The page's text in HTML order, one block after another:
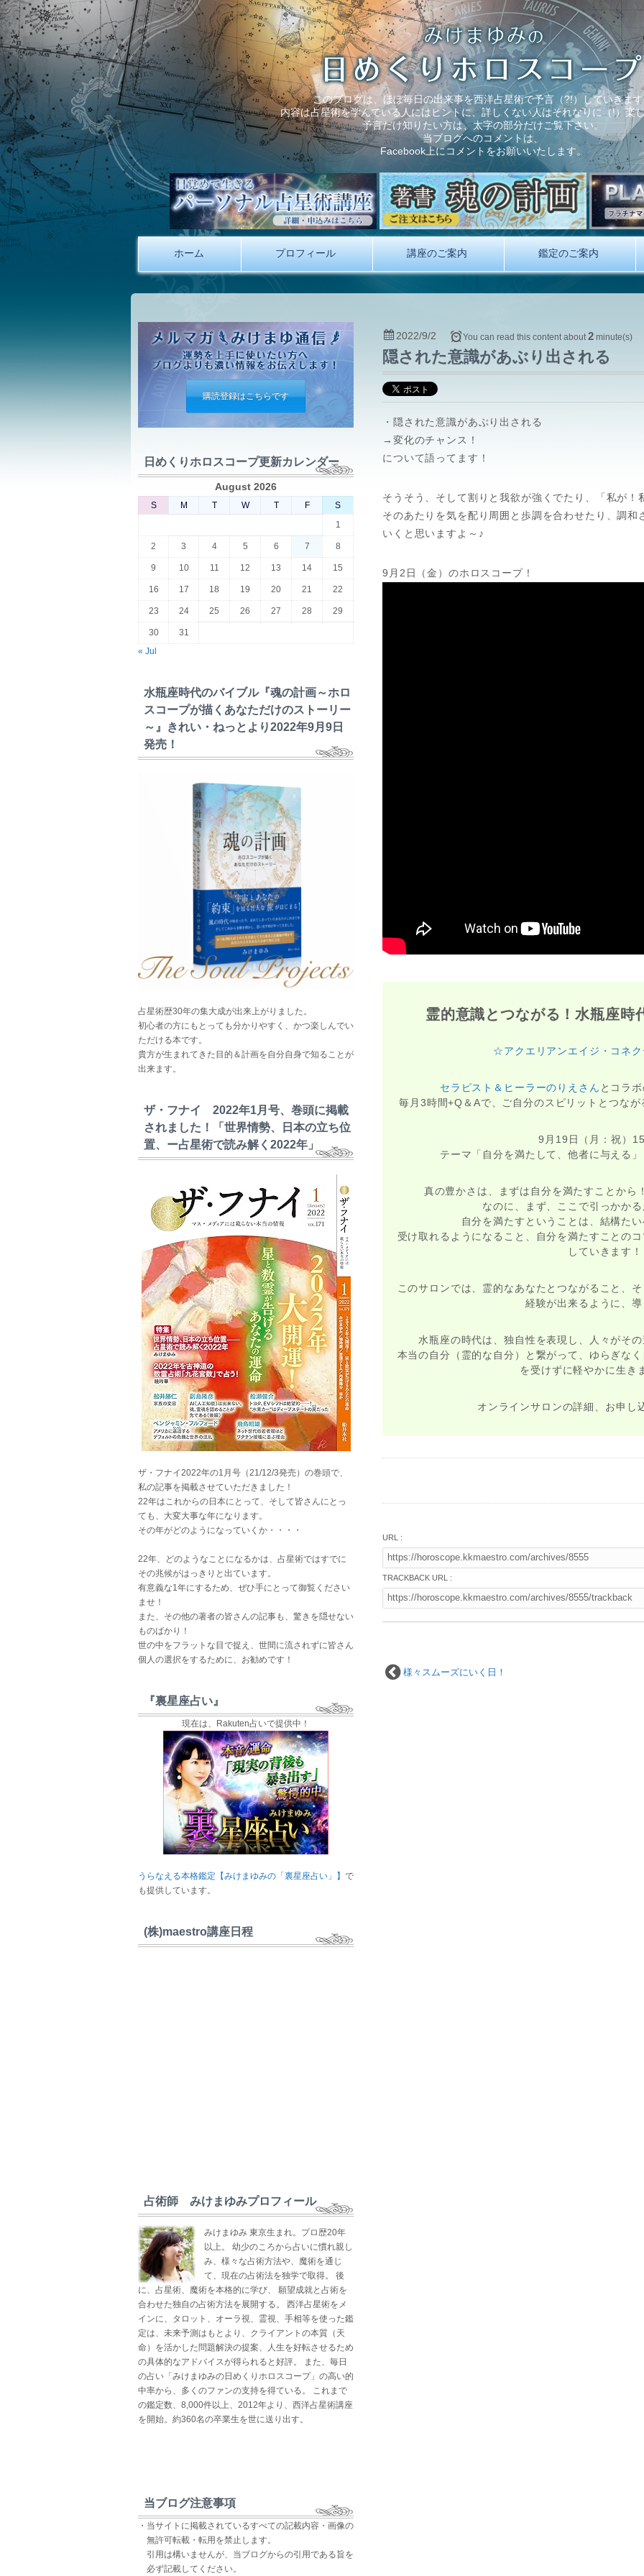
このブログは、ほぼ毎日の出来事を西洋占星術で予言（?!）していきま
内容は占星術を学んでいる人にはヒントに、詳しくない人はそれなりに（!）楽
予言だけ知りたい方は、太字の部分だけご覧下さい。
当ブログへのコメントは、
Facebook上にコメントをお願いいたします。
ホーム プロフィール 講座のご案内 鑑定のご案内
隠された意識があぶり出される
2022/9/2 You can read this content about2 minute(s)
・隠された意識があぶり出される
→変化のチャンス！
について語ってます！
そうそう、そして割りと我欲が強くでたり、「私が！
そのあたりを気を配り周囲と歩調を合わせたり、調和
いくと思いますよ～♪
9月2日（金）のホロスコープ！
霊的意識とつながる！水瓶座時
☆アクエリアンエイジ・コネ
セラピスト＆ヒーラーのりえさん とコラ
毎月3時間+Q＆Aで、ご自分のスピリットとつな
9月19日（月：祝）
テーマ「自分を満たして、他者に与える
真の豊かさは、まずは自分を満たすことから
なのに、まず、ここで引っかかる
自分を満たすということは、結構たい
受け取れるようになること、自分を満たすことの
していきます！
このサロンでは、霊的なあなたとつながること、
経験が出来るように、導
水瓶座の時代は、独自性を表現し、人々がそ
本当の自分（霊的な自分）と繋がって、ゆらぎな
を受けずに軽やかに生き
オンラインサロンの詳細、お申し
URL :
TRACKBACK URL :
様々スムーズにいく日！
購読登録はこちらです
日めくりホロスコープ更新カレンダー
August 2026
S M T W T F
S
1
2 3 4 5 6 7 8
9 10 11 12 13 14 15
16 17 18 19 20 21 22
23 24 25 26 27 28 29
30
31
« Jul
水瓶座時代のバイブル『魂の計画～ホロ
スコープが描くあなただけのストーリー
～』きれい・ねっとより2022年9月9日
発売！
占星術歴30年の集大成が出来上がりました。
初心者の方にもとっても分かりやすく、かつ楽しんでい
ただける本です。
貴方が生まれてきた目的＆計画を自分自身で知ることが
出来ます。
ザ・フナイ 2022年1月号、巻頭に掲載
されました！「世界情勢、日本の立ち位
置、ー占星術で読み解く2022年」
ザ・フナイ2022年の1月号（21/12/3発売）の巻頭で、
私の記事を掲載させていただきました！
22年はこれからの日本にとって、そして皆さんにとっ
ても、大変大事な年になります。
その年がどのようになっていくか・・・・
22年、どのようなことになるかは、占星術ではすでに
その兆候がはっきりと出ています。
有意義な1年にするため、ぜひ手にとって御覧ください
ませ！
また、その他の著者の皆さんの記事も、驚きを隠せない
ものばかり！
世の中をフラットな目で捉え、世間に流されずに皆さん
個人の選択をするために、お勧めです！
『裏星座占い』
現在は、Rakuten占いで提供中！
うらなえる本格鑑定【みけまゆみの「裏星座占い」】 で
も提供しています。
(株)maestro講座日程
占術師 みけまゆみプロフィール
みけまゆみ 東京生まれ。プロ歴20年
以上。 幼少のころから占いに慣れ親し
み、様々な占術方法や、魔術を通じ
て、現在の占術法を独学で取得。 後
に、占星術、魔術を本格的に学び、 願望成就と占術を
合わせた独自の占術方法を展開する。 西洋占星術をメ
インに、タロット、オーラ視、霊視、手相等を使った鑑
定は、未来予測はもとより、クライアントの本質（天
命）を活かした問題解決の提案、人生を好転させるため
の具体的なアドバイスが得られると好評。 また、毎日
の占い「みけまゆみの日めくりホロスコープ」の高い的
中率から、多くのファンの支持を得ている。 これまで
の鑑定数、8,000件以上、2012年より、西洋占星術講座
を開始。約360名の卒業生を世に送り出す。
当ブログ注意事項
・当サイトに掲載されているすべての記載内容・画像の
無許可転載・転用を禁止します。
引用は構いませんが、当ブログからの引用である旨を
必ず記載してください。